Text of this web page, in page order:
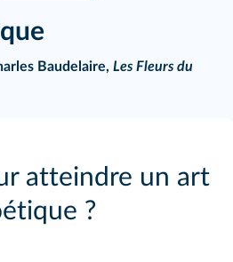
Baudelaire, Les Fleurs du
atteindre un art
?